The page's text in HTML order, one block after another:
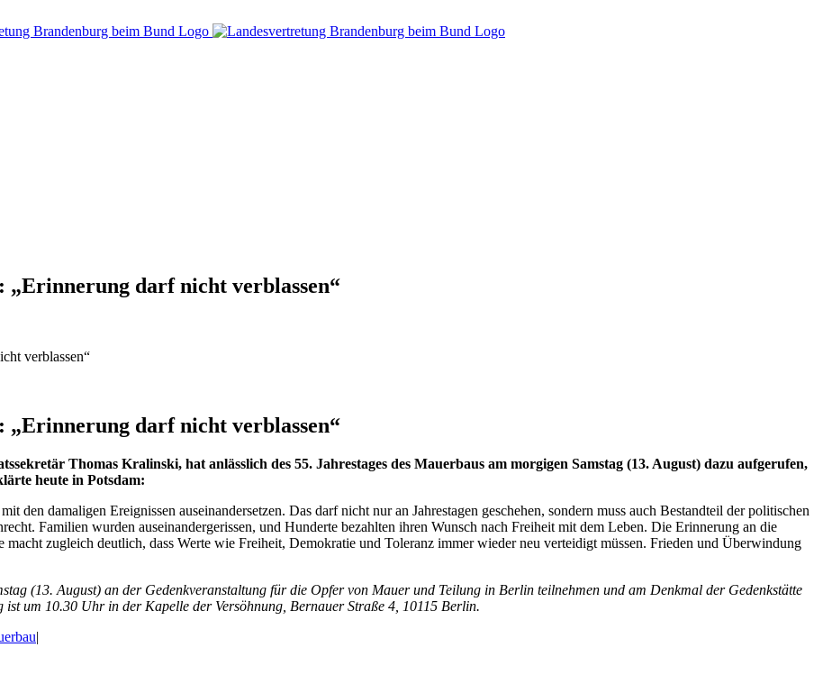
„Erinnerung darf nicht verblassen“
verblassen“
„Erinnerung darf nicht verblassen“
Thomas Kralinski, hat anlässlich des 55. Jahrestages des Mauerbaus am morgigen Samstag (13. August) dazu aufgerufen,
heute in Potsdam:
den damaligen Ereignissen auseinandersetzen. Das darf nicht nur an Jahrestagen geschehen, sondern muss auch Bestandteil der politischen
Familien wurden auseinandergerissen, und Hunderte bezahlten ihren Wunsch nach Freiheit mit dem Leben. Die Erinnerung an die
zugleich deutlich, dass Werte wie Freiheit, Demokratie und Toleranz immer wieder neu verteidigt müssen. Frieden und Überwindung
(13. August) an der Gedenkveranstaltung für die Opfer von Mauer und Teilung in Berlin teilnehmen und am Denkmal der Gedenkstätte
um 10.30 Uhr in der Kapelle der Versöhnung, Bernauer Straße 4, 10115 Berlin.
|